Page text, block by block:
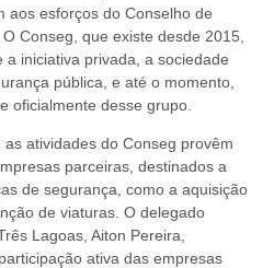
aos esforços do Conselho de
Conseg, que existe desde 2015,
iniciativa privada, a sociedade
pública, e até o momento,
oficialmente desse grupo.
atividades do Conseg provêm
parceiras, destinados a
de segurança, como a aquisição
de viaturas. O delegado
Lagoas, Aiton Pereira,
ativa das empresas